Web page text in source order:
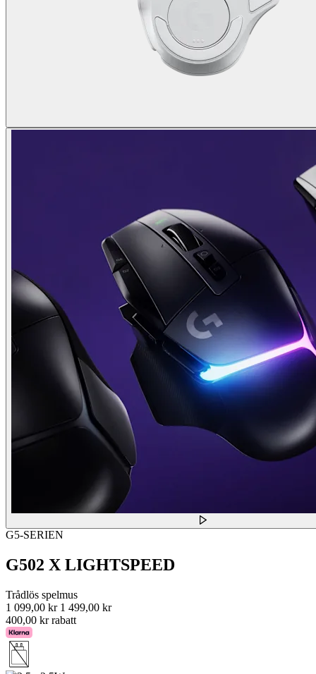
G5-SERIEN
G502 X LIGHTSPEED
Trådlös spelmus
1 099,00 kr 1 499,00 kr
400,00 kr rabatt